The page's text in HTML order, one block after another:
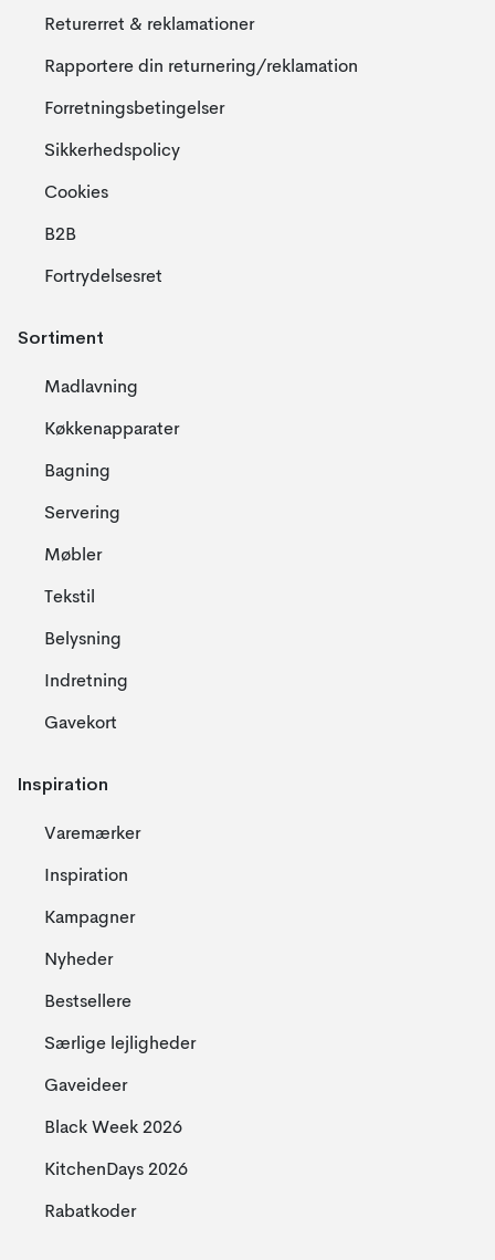
Returerret & reklamationer
Rapportere din returnering/reklamation
Forretningsbetingelser
Sikkerhedspolicy
Cookies
B2B
Fortrydelsesret
Sortiment
Madlavning
Køkkenapparater
Bagning
Servering
Møbler
Tekstil
Belysning
Indretning
Gavekort
Inspiration
Varemærker
Inspiration
Kampagner
Nyheder
Bestsellere
Særlige lejligheder
Gaveideer
Black Week 2026
KitchenDays 2026
Rabatkoder